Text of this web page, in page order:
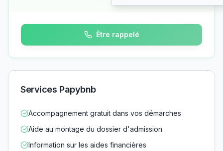
Être rappelé
Services Papybnb
Accompagnement gratuit dans vos démarches
Aide au montage du dossier d'admission
Information sur les aides financières